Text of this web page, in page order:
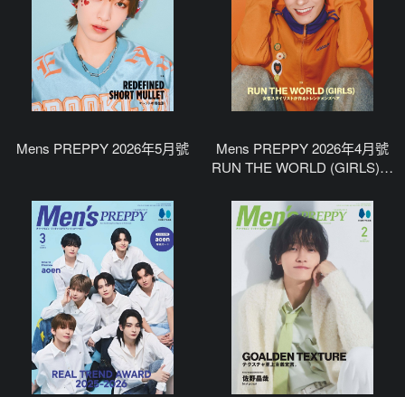
Mens PREPPY 2026年5月號
Mens PREPPY 2026年4月號
RUN THE WORLD (GIRLS)特